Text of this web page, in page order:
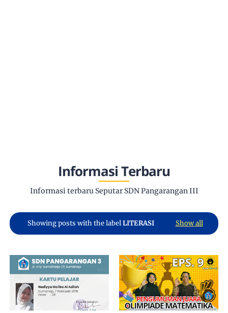
Informasi Terbaru
Informasi terbaru Seputar SDN Pangarangan III
Showing posts with the labelLITERASI Show all